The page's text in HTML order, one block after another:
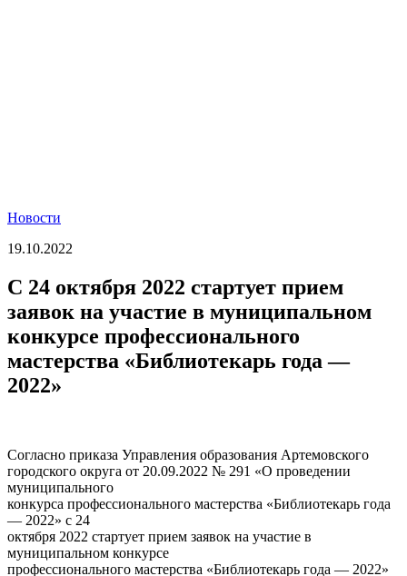
Новости
19.10.2022
С 24 октября 2022 стартует прием
заявок на участие в муниципальном
конкурсе профессионального
мастерства «Библиотекарь года —
2022»
Согласно приказа Управления образования Артемовского
городского округа от 20.09.2022 № 291 «О проведении
муниципального
конкурса профессионального мастерства «Библиотекарь года
— 2022» с 24
октября 2022 стартует прием заявок на участие в
муниципальном конкурсе
профессионального мастерства «Библиотекарь года — 2022»